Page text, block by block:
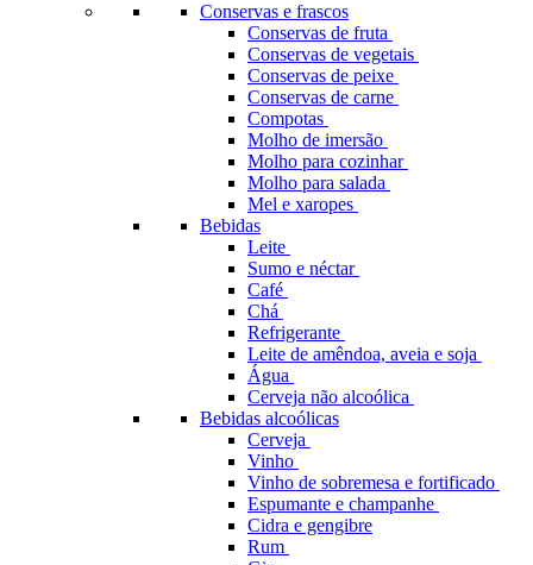
Conservas e frascos
Conservas de fruta
Conservas de vegetais
Conservas de peixe
Conservas de carne
Compotas
Molho de imersão
Molho para cozinhar
Molho para salada
Mel e xaropes
Bebidas
Leite
Sumo e néctar
Café
Chá
Refrigerante
Leite de amêndoa, aveia e soja
Água
Cerveja não alcoólica
Bebidas alcoólicas
Cerveja
Vinho
Vinho de sobremesa e fortificado
Espumante e champanhe
Cidra e gengibre
Rum